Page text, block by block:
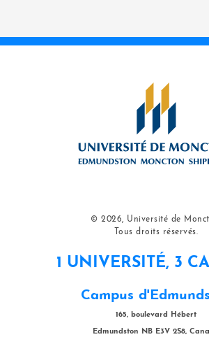
© 2026, Université de
Tous droits réservés.
1 UNIVERSITÉ, 3
Campus
165, boulevard Hébert
Edmundston NB E3V 2S8,